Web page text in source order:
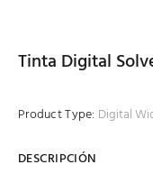
Tinta Digital
Product Type: Digital
DESCRIPCIÓN